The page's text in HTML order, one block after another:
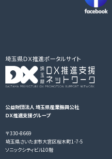
埼玉県ＤＸ推進ポータルサイト
公益財団法人 埼玉県産業振興公社
ＤＸ推進支援グループ
〒330-8669
埼玉県さいたま市大宮区桜木町1-7-5
ソニックシティビル10階